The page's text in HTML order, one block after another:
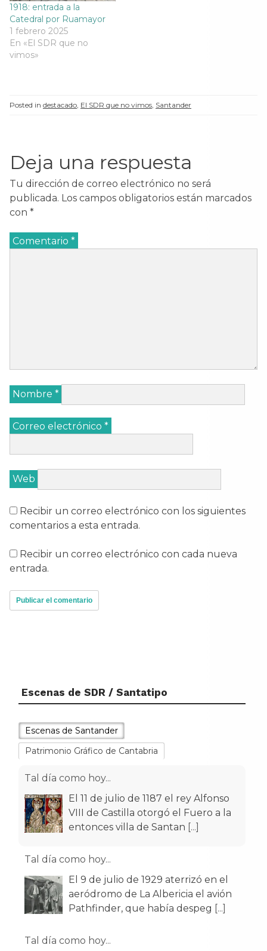
1918: entrada a la
Catedral por Ruamayor
1 febrero 2025
En «El SDR que no
vimos»
Posted in destacado, El SDR que no vimos, Santander
Deja una respuesta
Tu dirección de correo electrónico no será
publicada. Los campos obligatorios están marcados
con *
Comentario *
Nombre *
Correo electrónico *
Web
Recibir un correo electrónico con los siguientes
comentarios a esta entrada.
Recibir un correo electrónico con cada nueva
entrada.
Escenas de SDR / Santatipo
Escenas de Santander
Patrimonio Gráfico de Cantabria
Tal día como hoy...
El 11 de julio de 1187 el rey Alfonso
VIII de Castilla otorgó el Fuero a la
entonces villa de Santan [...]
Tal día como hoy...
El 9 de julio de 1929 aterrizó en el
aeródromo de La Albericia el avión
Pathfinder, que había despeg
[...]
Tal día como hoy...